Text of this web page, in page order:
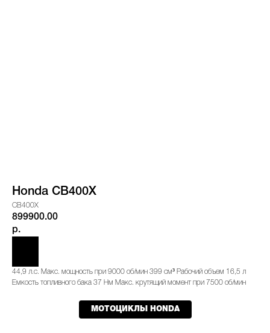
Honda CB400X
CB400X
899900.00
р.
44,9 л.с. Макс. мощность при 9000 об/мин 399 см³ Рабочий объем 16,5 л
Емкость топливного бака 37 Нм Макс. крутящий момент при 7500 об/мин
МОТОЦИКЛЫ HONDA